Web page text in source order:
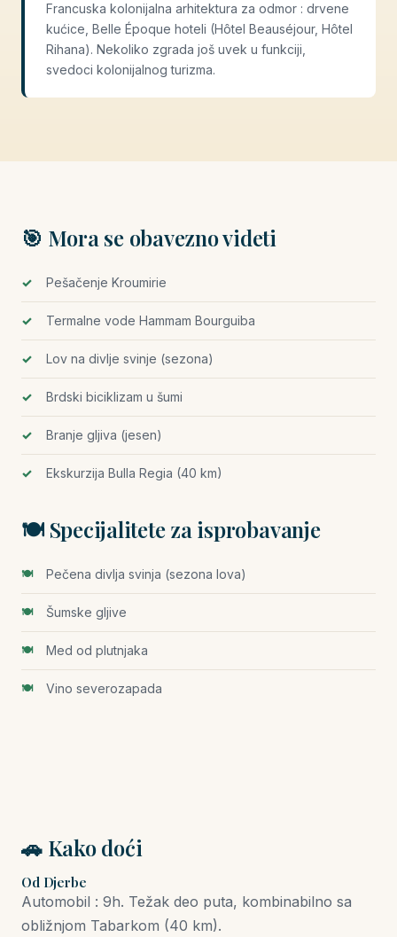
Francuska kolonijalna arhitektura za odmor : drvene
kućice, Belle Époque hoteli (Hôtel Beauséjour, Hôtel
Rihana). Nekoliko zgrada još uvek u funkciji,
svedoci kolonijalnog turizma.
🎯 Mora se obavezno videti
Pešačenje Kroumirie
Termalne vode Hammam Bourguiba
Lov na divlje svinje (sezona)
Brdski biciklizam u šumi
Branje gljiva (jesen)
Ekskurzija Bulla Regia (40 km)
🍽️ Specijalitete za isprobavanje
Pečena divlja svinja (sezona lova)
Šumske gljive
Med od plutnjaka
Vino severozapada
🚗 Kako doći
Od Djerbe
Automobil : 9h. Težak deo puta, kombinabilno sa
obližnjom Tabarkom (40 km).